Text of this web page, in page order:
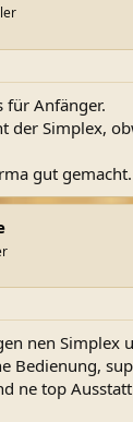
für Anfänger.
der Simplex,
gut gemacht.
nen Simplex
Bedienung,
ne top